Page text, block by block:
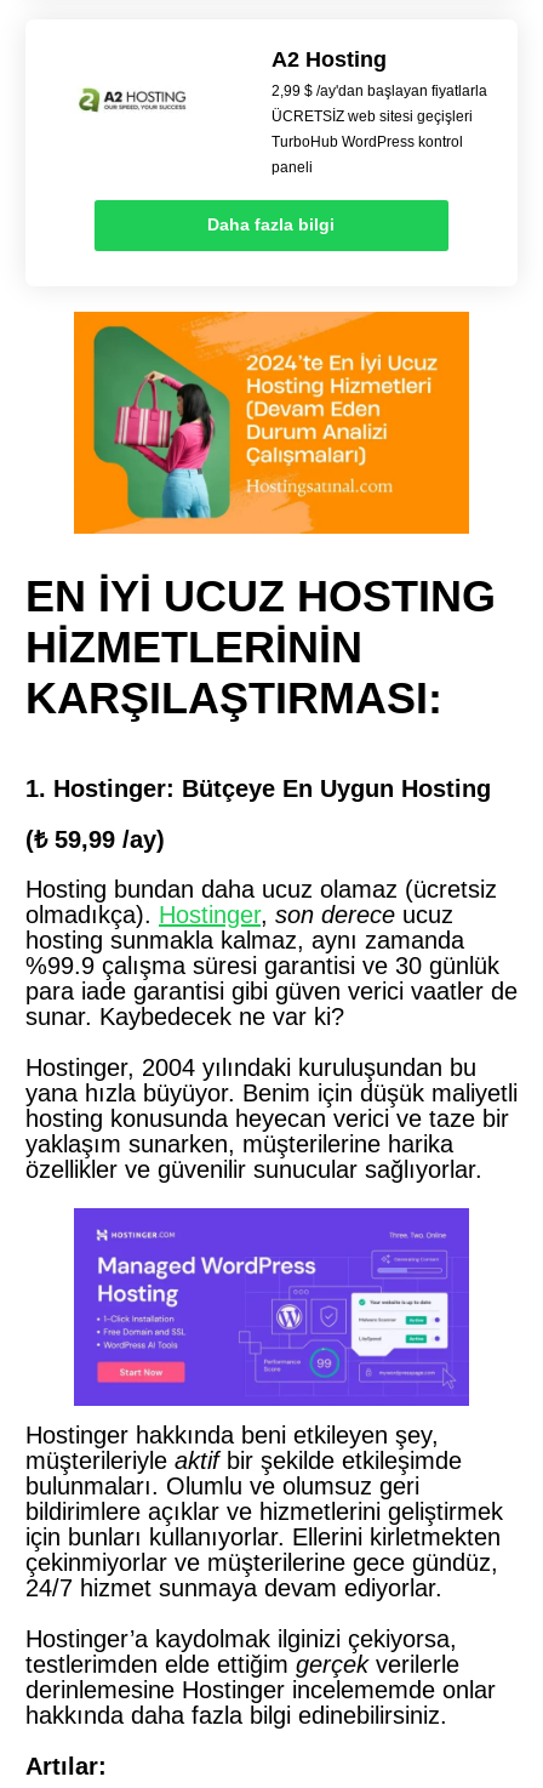
A2 Hosting
2,99 $ /ay'dan başlayan fiyatlarla
ÜCRETSİZ web sitesi geçişleri
TurboHub WordPress kontrol
paneli
Daha fazla bilgi
EN İYİ UCUZ HOSTING
HİZMETLERİNİN
KARŞILAŞTIRMASI:
1. Hostinger: Bütçeye En Uygun Hosting
(₺ 59,99 /ay)
Hosting bundan daha ucuz olamaz (ücretsiz
olmadıkça). Hostinger, son derece ucuz
hosting sunmakla kalmaz, aynı zamanda
%99.9 çalışma süresi garantisi ve 30 günlük
para iade garantisi gibi güven verici vaatler de
sunar. Kaybedecek ne var ki?
Hostinger, 2004 yılındaki kuruluşundan bu
yana hızla büyüyor. Benim için düşük maliyetli
hosting konusunda heyecan verici ve taze bir
yaklaşım sunarken, müşterilerine harika
özellikler ve güvenilir sunucular sağlıyorlar.
Hostinger hakkında beni etkileyen şey,
müşterileriyle aktif bir şekilde etkileşimde
bulunmaları. Olumlu ve olumsuz geri
bildirimlere açıklar ve hizmetlerini geliştirmek
için bunları kullanıyorlar. Ellerini kirletmekten
çekinmiyorlar ve müşterilerine gece gündüz,
24/7 hizmet sunmaya devam ediyorlar.
Hostinger’a kaydolmak ilginizi çekiyorsa,
testlerimden elde ettiğim gerçek verilerle
derinlemesine Hostinger incelememde onlar
hakkında daha fazla bilgi edinebilirsiniz.
Artılar: